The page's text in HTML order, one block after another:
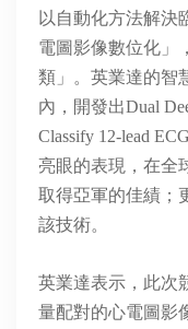
以自動化方法解決
電圖影像數位化」
類」。英業達的智
內，開發出Dual
Classify 12-lead
亮眼的表現，在全
取得亞軍的佳績；
該技術。
英業達表示，此次
量配對的心電圖影